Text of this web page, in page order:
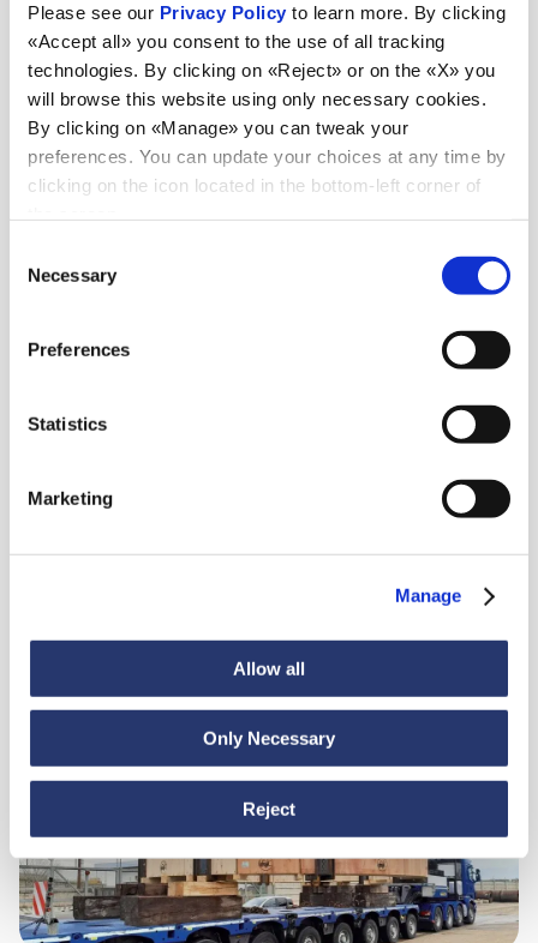
Please see our Privacy Policy to learn more. By clicking
«Accept all» you consent to the use of all tracking
technologies. By clicking on «Reject» or on the «X» you
will browse this website using only necessary cookies.
By clicking on «Manage» you can tweak your
preferences. You can update your choices at any time by
clicking on the icon located in the bottom-left corner of
Selection
Necessary
Preferences
Statistics
Marketing
Manage
Allow all
Only Necessary
Reject
Aktualnosci
6 lipca 2026 Aktualności
98 ton stali z Włoch do Indii